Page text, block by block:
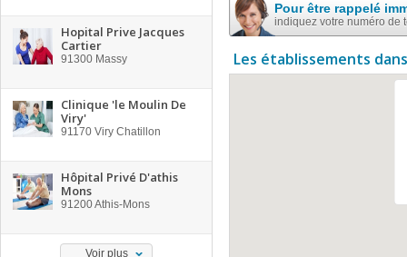
Hopital Prive Jacques
Cartier
91300 Massy
Clinique 'le Moulin De
Viry'
91170 Viry Chatillon
Hôpital Privé D'athis
Mons
91200Athis-Mons
Voir plus
Pour être rappelé
indiquez votre numéro de
Les établissements